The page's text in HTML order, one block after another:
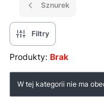
Sznurek
Filtry
Produkty: Brak
Lista
W tej kategorii nie ma